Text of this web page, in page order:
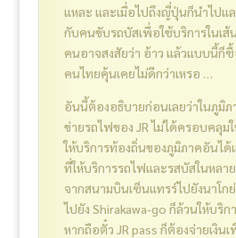
แหละ และเมื่อไปถึงญี่ปุ่นก็นำไปแ
กับคนขับรถบัสเพื่อใช้บริการในเส้
คนอาจสงสัยว่า อ้าว แล้วแบบนี้ก็ซื้
คนไทยคุ้นเคยไม่ดีกว่าเหรอ …
อันนี้ต้องอธิบายก่อนเลยว่าในภูมิภ
ข่ายรถไฟของ JR ไม่ได้ครอบคลุม
ให้บริการท้องถิ่นของภูมิภาคอันไ
ที่ให้บริการรถไฟและรสบัสในหล
จากสนามบินเซ็นแทรร์ไปยังนาโก
ไปยัง Shirakawa-go ก็ล้วนให้บริ
หากถือตั๋ว JR pass ก็ต้องจ่ายเงิน